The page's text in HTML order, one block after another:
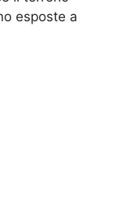
esposte a